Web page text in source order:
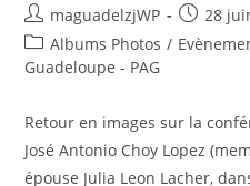
Auteur/autrice
de
la
publication :
maguadelzjWP
publiée :
28
Post
category:
Albums Photos /
Guadeloupe - PAG
Retour en images sur la
José Antonio Choy Lopez
épouse Julia Leon Lacher,